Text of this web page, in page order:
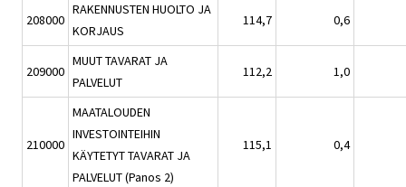
208000
RAKENNUSTEN HUOLTO JA
KORJAUS
114,7 0,6
209000
MUUT TAVARAT JA
PALVELUT
112,2 1,0
210000
MAATALOUDEN
INVESTOINTEIHIN
KÄYTETYT TAVARAT JA
PALVELUT (Panos 2)
115,1 0,4